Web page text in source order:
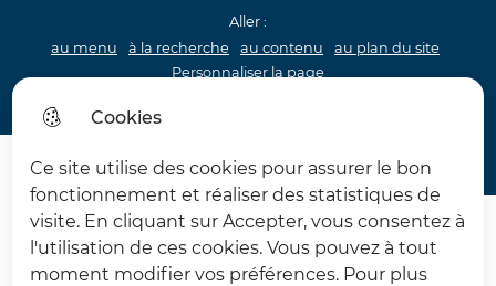
Cookies
Ce site utilise des cookies pour assurer le bon
fonctionnement et réaliser des statistiques de
visite. En cliquant sur Accepter, vous consentez à
l'utilisation de ces cookies. Vous pouvez à tout
moment modifier vos préférences. Pour plus
Aller :
au menu
à la recherche au contenu
au plan du site
Personnaliser la page
Château d'Hardelot
Menu